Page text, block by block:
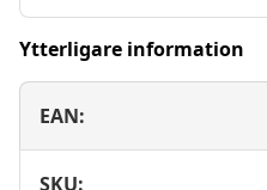
Ytterligare information
EAN:
SKU: